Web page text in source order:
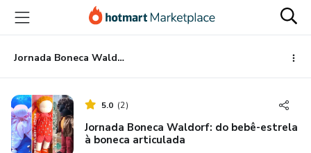
para
conteúdo
principal
para
pagamento
para
rodapé
Jornada Boneca Waldorf: do bebê-estrela à boneca articulada
5.0 (2)
Jornada Boneca Waldorf: do bebê-estrela
à boneca articulada